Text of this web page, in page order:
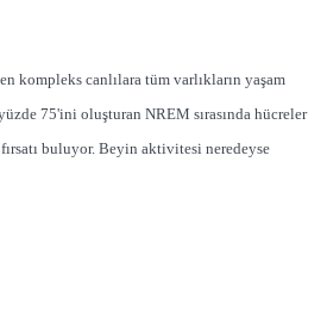
kompleks canlılara tüm varlıkların yaşam
75'ini oluşturan NREM sırasında hücreler
buluyor. Beyin aktivitesi neredeyse